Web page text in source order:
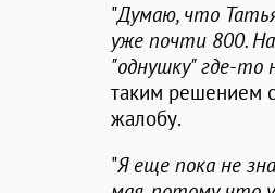
"Думаю, что
уже почти 800.
"однушку" где-то
таким решением
жалобу.
"Я еще пока не